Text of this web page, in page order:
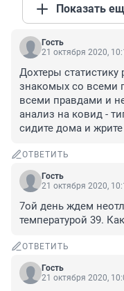
Показать
Гость
21 октября 2020,
Дохтеры статистику
знакомых со всеми
всеми правдами и
анализ на ковид -
сидите дома и
ОТВЕТИТЬ
Гость
21 октября 2020,
7ой день ждем
температурой 39.
ОТВЕТИТЬ
Гость
21 октября 2020,